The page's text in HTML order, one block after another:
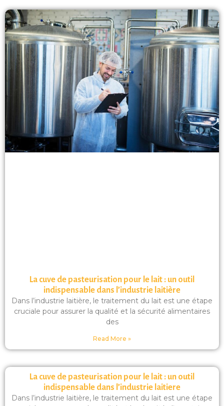
La cuve de pasteurisation pour le lait : un outil
indispensable dans l’industrie laitière
Dans l’industrie laitière, le traitement du lait est une étape
cruciale pour assurer la qualité et la sécurité alimentaires
des
Read More »
La cuve de pasteurisation pour le lait : un outil
indispensable dans l’industrie laitiere
Dans l’industrie laitière, le traitement du lait est une étape